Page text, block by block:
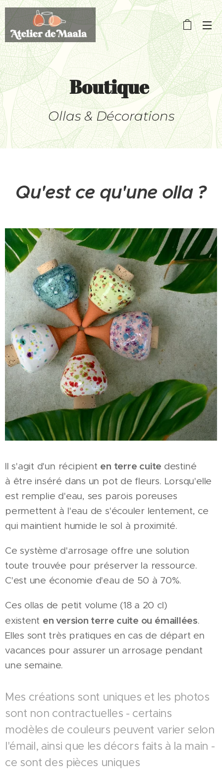
Boutique
Ollas & Décorations
Qu'est ce qu'une olla ?
Il s'agit d'un récipient en terre cuite destiné
à être inséré dans un pot de fleurs. Lorsqu'elle
est remplie d'eau, ses parois poreuses
permettent à l'eau de s'écouler lentement, ce
qui maintient humide le sol à proximité.
Ce système d'arrosage offre une solution
toute trouvée pour préserver la ressource.
C'est une économie d'eau de 50 à 70%.
Ces ollas de petit volume (18 a 20 cl)
existent en version terre cuite ou émaillées.
Elles sont très pratiques en cas de départ en
vacances pour assurer un arrosage pendant
une semaine.
Mes créations sont uniques et les photos
sont non contractuelles - certains
modèles de couleurs peuvent varier selon
l'émail, ainsi que les décors faits à la main -
ce sont des pièces uniques